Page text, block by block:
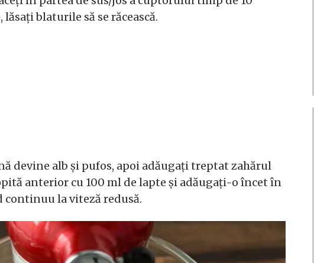
lăsați blaturile să se răcească.
devine alb și pufos, apoi adăugați treptat zahărul
anterior cu 100 ml de lapte și adăugați-o încet în
continuu la viteză redusă.